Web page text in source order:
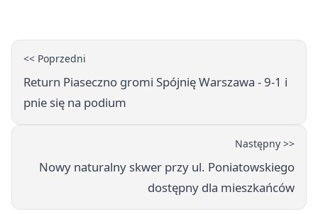
<< Poprzedni
Return Piaseczno gromi Spójnię Warszawa - 9-1 i
pnie się na podium
Następny >>
Nowy naturalny skwer przy ul. Poniatowskiego
dostępny dla mieszkańców